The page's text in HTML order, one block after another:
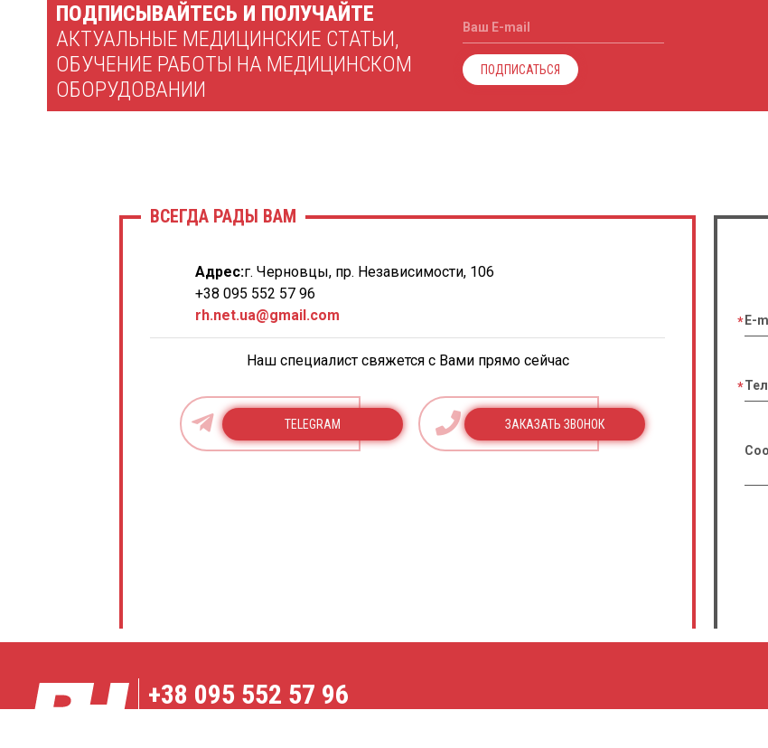
ПОДПИСЫВАЙТЕСЬ И ПОЛУЧАЙТЕ
АКТУАЛЬНЫЕ МЕДИЦИНСКИЕ СТАТЬИ,
ОБУЧЕНИЕ РАБОТЫ НА МЕДИЦИНСКОМ
ОБОРУДОВАНИИ
Ваш E-mail
ПОДПИСАТЬСЯ
E-
ВСЕГДА РАДЫ ВАМ
Адрес:г. Черновцы, пр. Независимости, 106
+38 095 552 57 96
rh.net.ua@gmail.com
Наш специалист свяжется с Вами прямо сейчас
TELEGRAM ЗАКАЗАТЬ ЗВОНОК
+38 095 552 57 96